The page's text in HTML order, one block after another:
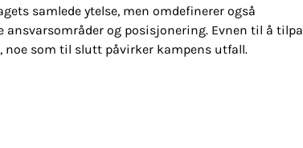
samlede ytelse, men omdefinerer også
og posisjonering. Evnen til å
noe som til slutt påvirker kampens utfall.